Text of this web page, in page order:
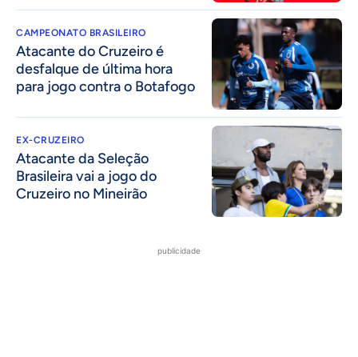
CAMPEONATO BRASILEIRO
Atacante do Cruzeiro é
desfalque de última hora
para jogo contra o Botafogo
EX-CRUZEIRO
Atacante da Seleção
Brasileira vai a jogo do
Cruzeiro no Mineirão
publicidade